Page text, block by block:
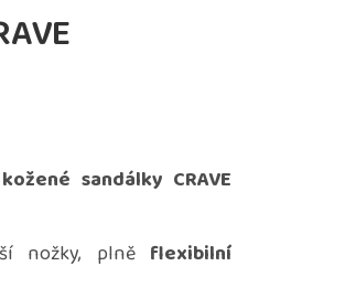
sandálky CRAVE
nožky, plně flexibilní